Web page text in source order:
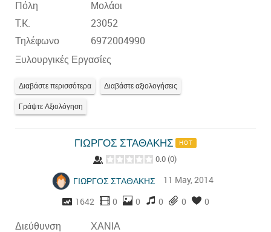
Πόλη
Μολάοι
T.K.
23052
Τηλέφωνο
6972004990
Ξυλουργικές Εργασίες
Διαβάστε περισσότερα Διαβάστε αξιολογήσεις
Γράψτε Αξιολόγηση
ΓΙΩΡΓΟΣ ΣΤΑΘΑΚΗΣ HOT
0.0 (0)
ΓΙΩΡΓΟΣ ΣΤΑΘΑΚΗΣ
11 May, 2014
1642
0 0 0 0 0
Διεύθυνση
ΧΑΝΙΑ